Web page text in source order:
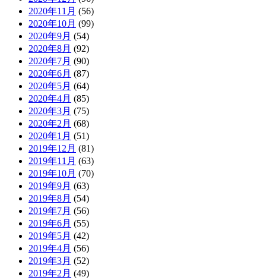
2020年11月 (56)
2020年10月 (99)
2020年9月 (54)
2020年8月 (92)
2020年7月 (90)
2020年6月 (87)
2020年5月 (64)
2020年4月 (85)
2020年3月 (75)
2020年2月 (68)
2020年1月 (51)
2019年12月 (81)
2019年11月 (63)
2019年10月 (70)
2019年9月 (63)
2019年8月 (54)
2019年7月 (56)
2019年6月 (55)
2019年5月 (42)
2019年4月 (56)
2019年3月 (52)
2019年2月 (49)